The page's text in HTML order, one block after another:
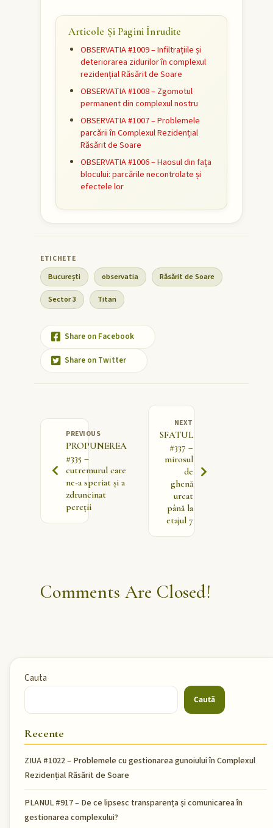
Articole Și Pagini Înrudite
OBSERVATIA #1009 – Infiltrațiile și
deteriorarea zidurilor în complexul
rezidențial Răsărit de Soare
OBSERVATIA #1008 – Zgomotul
permanent din complexul nostru
OBSERVATIA #1007 – Problemele
parcării în Complexul Rezidențial
Răsărit de Soare
OBSERVATIA #1006 – Haosul din fața
blocului: parcările necontrolate și
efectele lor
București observatia Răsărit de Soare
Sector 3 Titan
Share on Facebook
Share on Twitter
PREVIOUS
PROPUNEREA
#335 –
cutremurul care
ne-a speriat și a
zdruncinat
pereții
NEXT
SFATUL
#337 –
mirosul
de
ghenă
urcat
până la
etajul 7
Comments Are Closed!
Cauta
Caută
Recente
ZIUA #1022 – Problemele cu gestionarea gunoiului în Complexul
Rezidențial Răsărit de Soare
PLANUL #917 – De ce lipsesc transparența și comunicarea în
gestionarea complexului?